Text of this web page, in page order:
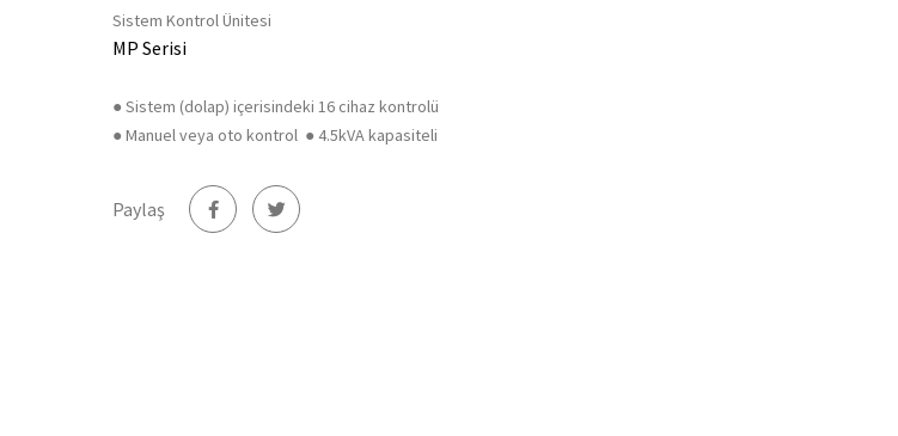
Sistem Kontrol Ünitesi
MP Serisi
● Sistem (dolap) içerisindeki 16 cihaz kontrolü
● Manuel veya oto kontrol ● 4.5kVA kapasiteli
Paylaş